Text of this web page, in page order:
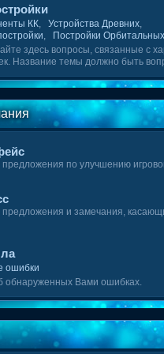
КК, Устройства Древних,
,
Постройки
здесь вопросы, связанные с
Название темы должно быть
по улучшению
и замечания,
ошибки
обнаруженных Вами ошибках.